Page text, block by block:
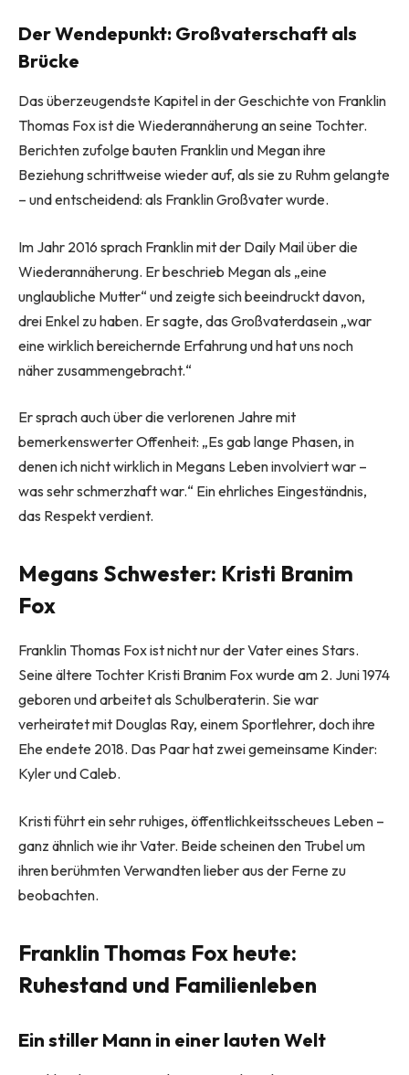
Der Wendepunkt: Großvaterschaft als
Brücke
Das überzeugendste Kapitel in der Geschichte von Franklin
Thomas Fox ist die Wiederannäherung an seine Tochter.
Berichten zufolge bauten Franklin und Megan ihre
Beziehung schrittweise wieder auf, als sie zu Ruhm gelangte
– und entscheidend: als Franklin Großvater wurde.
Im Jahr 2016 sprach Franklin mit der Daily Mail über die
Wiederannäherung. Er beschrieb Megan als „eine
unglaubliche Mutter“ und zeigte sich beeindruckt davon,
drei Enkel zu haben. Er sagte, das Großvaterdasein „war
eine wirklich bereichernde Erfahrung und hat uns noch
näher zusammengebracht.“
Er sprach auch über die verlorenen Jahre mit
bemerkenswerter Offenheit: „Es gab lange Phasen, in
denen ich nicht wirklich in Megans Leben involviert war –
was sehr schmerzhaft war.“ Ein ehrliches Eingeständnis,
das Respekt verdient.
Megans Schwester: Kristi Branim
Fox
Franklin Thomas Fox ist nicht nur der Vater eines Stars.
Seine ältere Tochter Kristi Branim Fox wurde am 2. Juni 1974
geboren und arbeitet als Schulberaterin. Sie war
verheiratet mit Douglas Ray, einem Sportlehrer, doch ihre
Ehe endete 2018. Das Paar hat zwei gemeinsame Kinder:
Kyler und Caleb.
Kristi führt ein sehr ruhiges, öffentlichkeitsscheues Leben –
ganz ähnlich wie ihr Vater. Beide scheinen den Trubel um
ihren berühmten Verwandten lieber aus der Ferne zu
beobachten.
Franklin Thomas Fox heute:
Ruhestand und Familienleben
Ein stiller Mann in einer lauten Welt